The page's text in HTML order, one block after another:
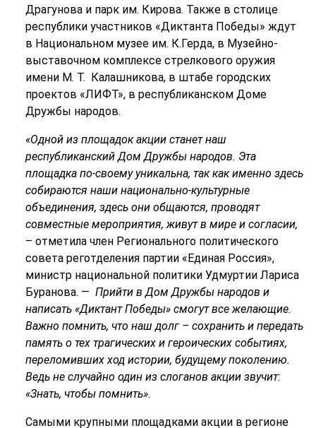
Драгунова и парк им. Кирова. Также в столице
республики участников «Диктанта Победы» ждут
в Национальном музее им. К.Герда, в Музейно-
выставочном комплексе стрелкового оружия
имени М. Т. Калашникова, в штабе городских
проектов «ЛИФТ», в республиканском Доме
Дружбы народов.
«Одной из площадок акции станет наш
республиканский Дом Дружбы народов. Эта
площадка по-своему уникальна, так как именно здесь
собираются наши национально-культурные
объединения, здесь они общаются, проводят
совместные мероприятия, живут в мире и согласии,
– отметила член Регионального политического
совета реготделения партии «Единая Россия»,
министр национальной политики Удмуртии Лариса
Буранова. — Прийти в Дом Дружбы народов и
написать «Диктант Победы» смогут все желающие.
Важно помнить, что наш долг – сохранить и передать
память о тех трагических и героических событиях,
переломивших ход истории, будущему поколению.
Ведь не случайно один из слоганов акции звучит:
«Знать, чтобы помнить».
Самыми крупными площадками акции в регионе